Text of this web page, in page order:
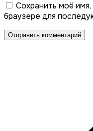
Сохранить моё
браузере для